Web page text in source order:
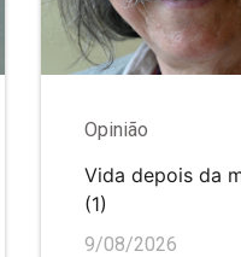
Opinião
Vida depois da
(1)
9/08/2026